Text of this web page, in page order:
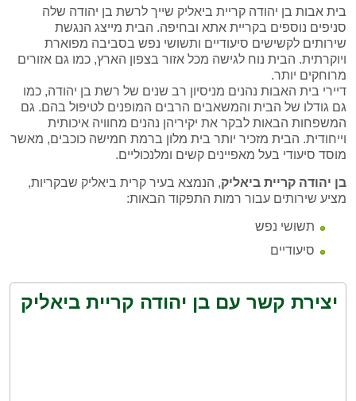
בית אבות בן יהודה קריית ביאליק שייך לרשת בן יהודה שלה
סניפים נוספים בקריית אתא ובחיפה. הבית מייצג הנגשת
שירותים לקשישים סיעודיים ותשושי נפש בסביבה מפוארת
ויוקרתית. הבית נוח לגישה מכל אזור בצפון הארץ, כמו גם אזורים
מרוחקים יותר.
דיירי בית האבות נהנים מניסיון רב שנים של רשת בן יהודה, כמו
גם גודלו של הבית והמשאבים הרבים המופנים לטיפול בהם. גם
המשפחות הבאות לבקר את יקיריהן נהנים מחוויה איכותית
וייחודית. הבית מזכיר יותר בית מלון ברמת חמישה כוכבים, מאשר
מוסד סיעודי בעל מאפיינים קשים ומלנכוליים.
בן יהודה קריית ביאליק, הנמצא בעיר קרית ביאליק שבקריות,
מציע שירותים עבור רמות התפקוד הבאות:
תשושי נפש
סיעודיים
יצירת קשר עם בן יהודה קריית ביאליק